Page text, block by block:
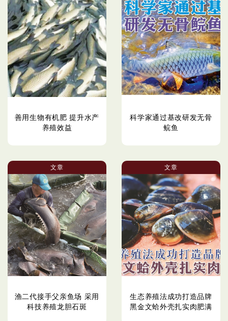
善用生物有机肥 提升水产
养殖效益
科学家通过基改研发无骨
鲩鱼
文章
渔二代接手父亲鱼场 采用
科技养殖龙胆石斑
文章
生态养殖法成功打造品牌
黑金文蛤外壳扎实肉肥满